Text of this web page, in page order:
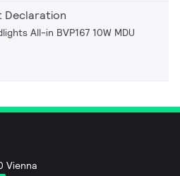
Declaration
All-in BVP167 10W MDU
Vienna